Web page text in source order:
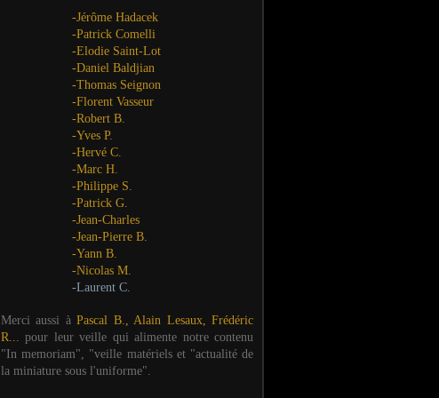
-Jérôme Hadacek
-Patrick Comelli
-Elodie Saint-Lot
-Daniel Baldjian
-Thomas Seignon
-Florent Vasseur
-Robert B.
-Yves P.
-Hervé C.
-Marc H.
-Philippe S.
-Patrick G.
-Jean-Charles
-Jean-Pierre B.
-Yann B.
-Nicolas M.
-Laurent C.
Merci aussi àPascal B., Alain Lesaux, Frédéric
R...pour leur veille qui alimente notre contenu
"In memoriam", "veille matériels et "actualité de
la miniature sous l'uniforme".